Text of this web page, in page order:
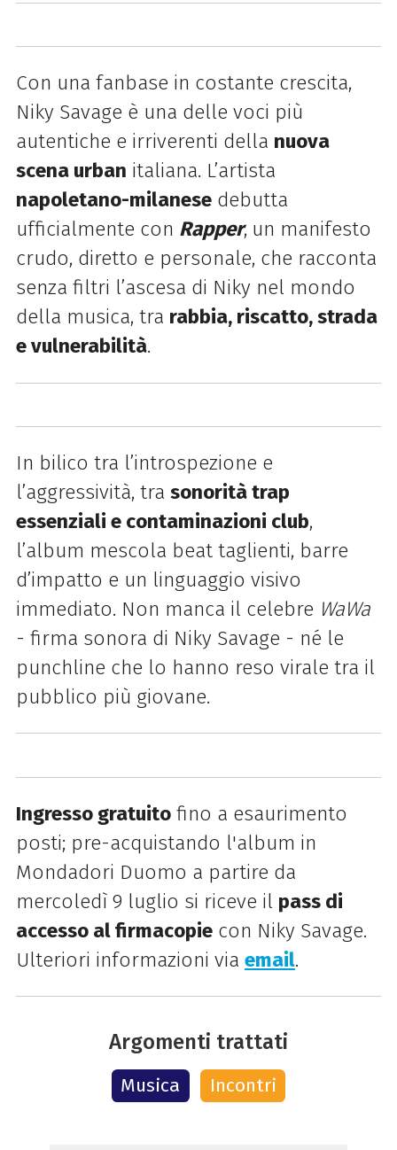
Con una fanbase in costante crescita,
Niky Savage è una delle voci più
autentiche e irriverenti della nuova
scena urban italiana. L’artista
napoletano-milanesedebutta
ufficialmente con Rapper, un manifesto
crudo, diretto e personale, che racconta
senza filtri l’ascesa di Niky nel mondo
della musica, tra rabbia, riscatto, strada
e vulnerabilità.
In bilico tra l’introspezione e
l’aggressività, tra sonorità trap
essenziali e contaminazioni club,
l’album mescola beat taglienti, barre
d’impatto e un linguaggio visivo
immediato. Non manca il celebre WaWa
- firma sonora di Niky Savage - né le
punchline che lo hanno reso virale tra il
pubblico più giovane.
Ingresso gratuitofino a esaurimento
posti; pre-acquistando l'album in
Mondadori Duomo a partire da
mercoledì 9 luglio si riceve il pass di
accesso al firmacopiecon Niky Savage.
Ulteriori informazioni via email.
Argomenti trattati
Musica Incontri